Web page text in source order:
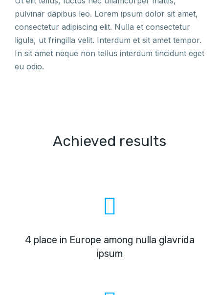
pulvinar dapibus leo. Lorem ipsum dolor sit amet,
consectetur adipiscing elit. Nulla et consectetur
ligula, ut fringilla velit. Interdum et sit amet tempor.
In sit amet neque non tellus interdum tincidunt eget
eu odio.
Achieved results
4 place in Europe among nulla glavrida
ipsum